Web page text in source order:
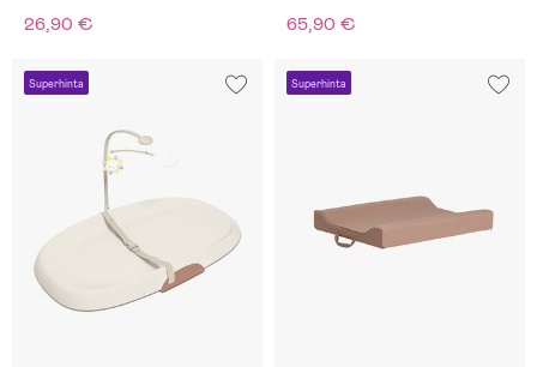
26,90 € 65,90 €
Superhinta Superhinta